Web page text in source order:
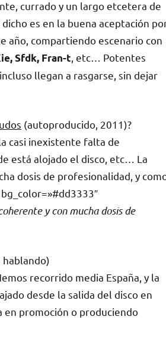
currado y un largo etcetera de
es en la buena aceptación
año, compartiendo escenario con
Sfdk, Fran-t , etc… Potentes
llegan a rasgarse, sin dejar
(autoproducido, 2011)?
casi inexistente falta de
está alojado el disco, etc… La
dosis de profesionalidad, y
y con mucha dosis de
hablando)
recorrido media España, y la
desde la salida del disco en
en promoción o produciendo